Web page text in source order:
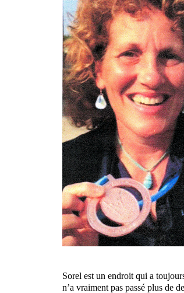
Sorel est un endroit qui a
n’a vraiment pas passé plus de